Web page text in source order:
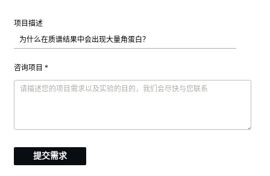
项目描述
咨询项目 *
提交需求